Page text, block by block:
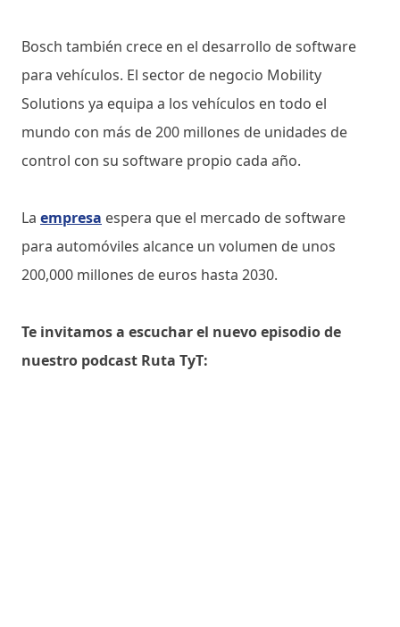
Bosch también crece en el desarrollo de software
para vehículos. El sector de negocio Mobility
Solutions ya equipa a los vehículos en todo el
mundo con más de 200 millones de unidades de
control con su software propio cada año.
La empresa espera que el mercado de software
para automóviles alcance un volumen de unos
200,000 millones de euros hasta 2030.
Te invitamos a escuchar el nuevo episodio de
nuestro podcast Ruta TyT: